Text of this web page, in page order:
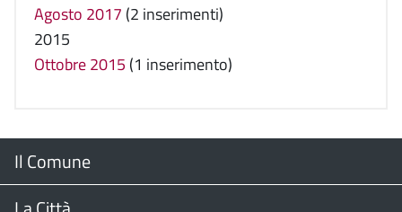
Agosto 2017 (2 inserimenti)
2015
Ottobre 2015 (1 inserimento)
Menu
Il Comune